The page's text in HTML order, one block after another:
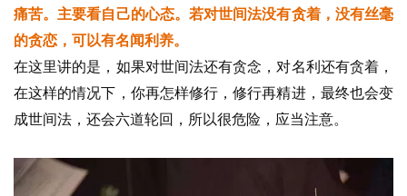
痛苦。主要看自己的心态。若对世间法没有贪着，没有丝毫
的贪恋，可以有名闻利养。
在这里讲的是，如果对世间法还有贪念，对名利还有贪着，
在这样的情况下，你再怎样修行，修行再精进，最终也会变
成世间法，还会六道轮回，所以很危险，应当注意。